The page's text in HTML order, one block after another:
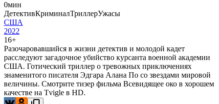
0мин
ДетективКриминалТриллерУжасы
США
2022
16+
Разочаровавшийся в жизни детектив и молодой кадет
расследуют загадочное убийство курсанта военной академии
США. Готический триллер о тревожных приключениях
знаменитого писателя Эдгара Алана По со звездами мировой
величины. Смотрите тизер фильма Всевидящее око в хорошем
качестве на Tvigle в HD.